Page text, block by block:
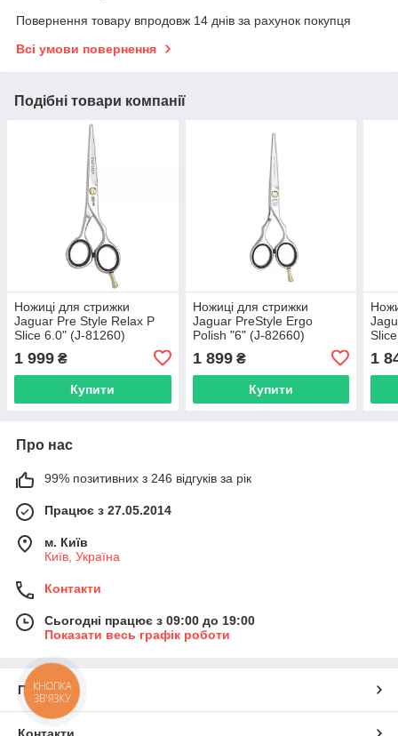
Повернення товару впродовж 14 днів за рахунок покупця
Всі умови повернення
Подібні товари компанії
Ножиці для стрижки
Jaguar Pre Style Relax P
Slice 6.0" (J-81260)
1 999 ₴
Купити
Ножиці для стрижки
Jaguar PreStyle Ergo
Polish "6" (J-82660)
1 899₴
Купити
1
Про нас
99% позитивних з 246 відгуків за рік
Працює з 27.05.2014
м. Київ
Київ, Україна
Контакти
Сьогодні працює з 09:00 до 19:00
Показати весь графік роботи
Про нас
КНОПКА
ЗВ'ЯЗКУ